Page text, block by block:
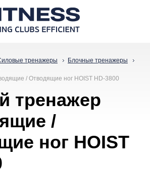
тренажеры
Блочные тренажеры
/ Отводящие ног HOIST HD-3800
тpeнaжep
/
ног HOIST